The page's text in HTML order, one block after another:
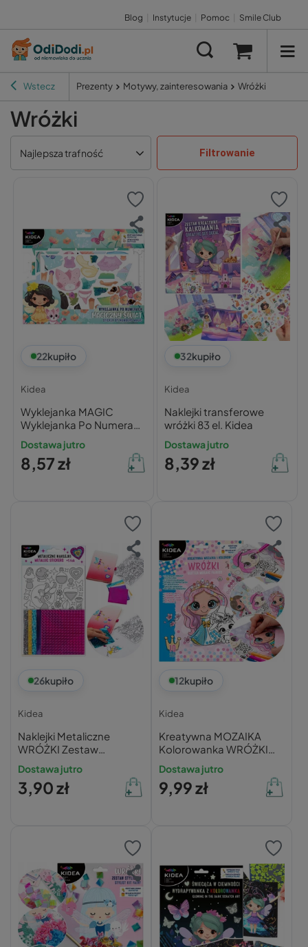
Blog Instytucje Pomoc Smile Club
Wstecz Prezenty Motywy, zainteresowania Wróżki
Wróżki
Najlepsza trafność Filtrowanie
22kupiło
Kidea
Wyklejanka MAGIC
Wyklejanka Po Numerach
Kidea
Dostawa jutro
8,57 zł
32kupiło
Kidea
Naklejki transferowe
wróżki 83 el. Kidea
Dostawa jutro
8,39 zł
26kupiło
Kidea
Naklejki Metaliczne
WRÓŻKI Zestaw
Kreatywny Kidea
Dostawa jutro
3,90 zł
12kupiło
Kidea
Kreatywna MOZAIKA
Kolorowanka WRÓŻKI
Brokat 10 Arkuszy Kidea
Dostawa jutro
9,99 zł